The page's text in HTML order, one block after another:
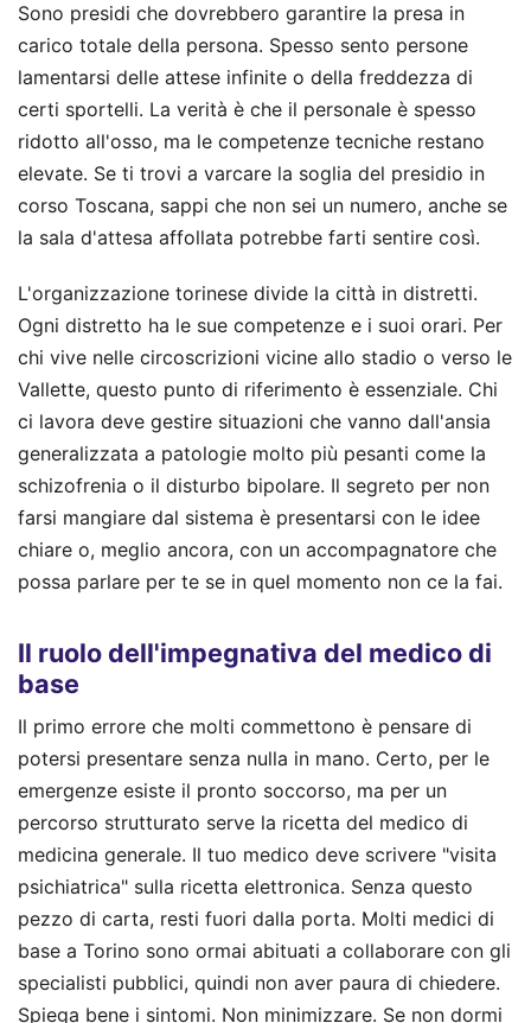
Sono presidi che dovrebbero garantire la presa in
carico totale della persona. Spesso sento persone
lamentarsi delle attese infinite o della freddezza di
certi sportelli. La verità è che il personale è spesso
ridotto all'osso, ma le competenze tecniche restano
elevate. Se ti trovi a varcare la soglia del presidio in
corso Toscana, sappi che non sei un numero, anche se
la sala d'attesa affollata potrebbe farti sentire così.
L'organizzazione torinese divide la città in distretti.
Ogni distretto ha le sue competenze e i suoi orari. Per
chi vive nelle circoscrizioni vicine allo stadio o verso le
Vallette, questo punto di riferimento è essenziale. Chi
ci lavora deve gestire situazioni che vanno dall'ansia
generalizzata a patologie molto più pesanti come la
schizofrenia o il disturbo bipolare. Il segreto per non
farsi mangiare dal sistema è presentarsi con le idee
chiare o, meglio ancora, con un accompagnatore che
possa parlare per te se in quel momento non ce la fai.
Il ruolo dell'impegnativa del medico di
base
Il primo errore che molti commettono è pensare di
potersi presentare senza nulla in mano. Certo, per le
emergenze esiste il pronto soccorso, ma per un
percorso strutturato serve la ricetta del medico di
medicina generale. Il tuo medico deve scrivere "visita
psichiatrica" sulla ricetta elettronica. Senza questo
pezzo di carta, resti fuori dalla porta. Molti medici di
base a Torino sono ormai abituati a collaborare con gli
specialisti pubblici, quindi non aver paura di chiedere.
Spiega bene i sintomi. Non minimizzare. Se non dormi